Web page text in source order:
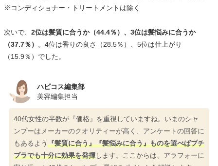
※コンディショナー・トリートメントは除く
次いで、 2位は髪質に合うか（44.4％）、3位は髪悩みに合うか
（37.7％）
。4位は香りの良さ（28.5％）、5位は仕上がり
（15.9％）でした。
ハピコス編集部
美容編集担当
40代女性の半数が『価格』を重視していますね。いまのシャ
ンプーはメーカーのクオリティーが高く、アンケートの回答に
もあるよう『髪質に合う』『髪悩みに合う』ものを選べばプチ
プラでも十分に効果を発揮します。ここからは、アラフォーに